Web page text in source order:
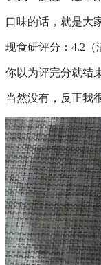
口味的话，就是大
现食研评分：4.2（
你以为评完分就结
当然没有，反正我